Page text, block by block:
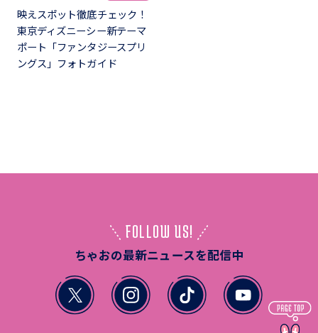
映えスポット徹底チェック！
東京ディズニーシー新テーマ
ポート「ファンタジースプリ
ングス」フォトガイド
FOLLOW US!
ちゃおの最新ニュースを配信中